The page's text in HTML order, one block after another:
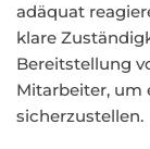
adäquat
klare
Bereitstellung
Mitarbeiter, um
sicherzustellen.